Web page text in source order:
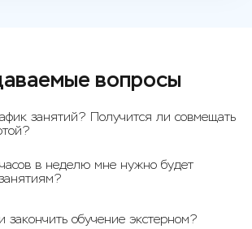
вопросы
занятий? Получится ли совмещать
в неделю мне нужно будет
закончить обучение экстерном?